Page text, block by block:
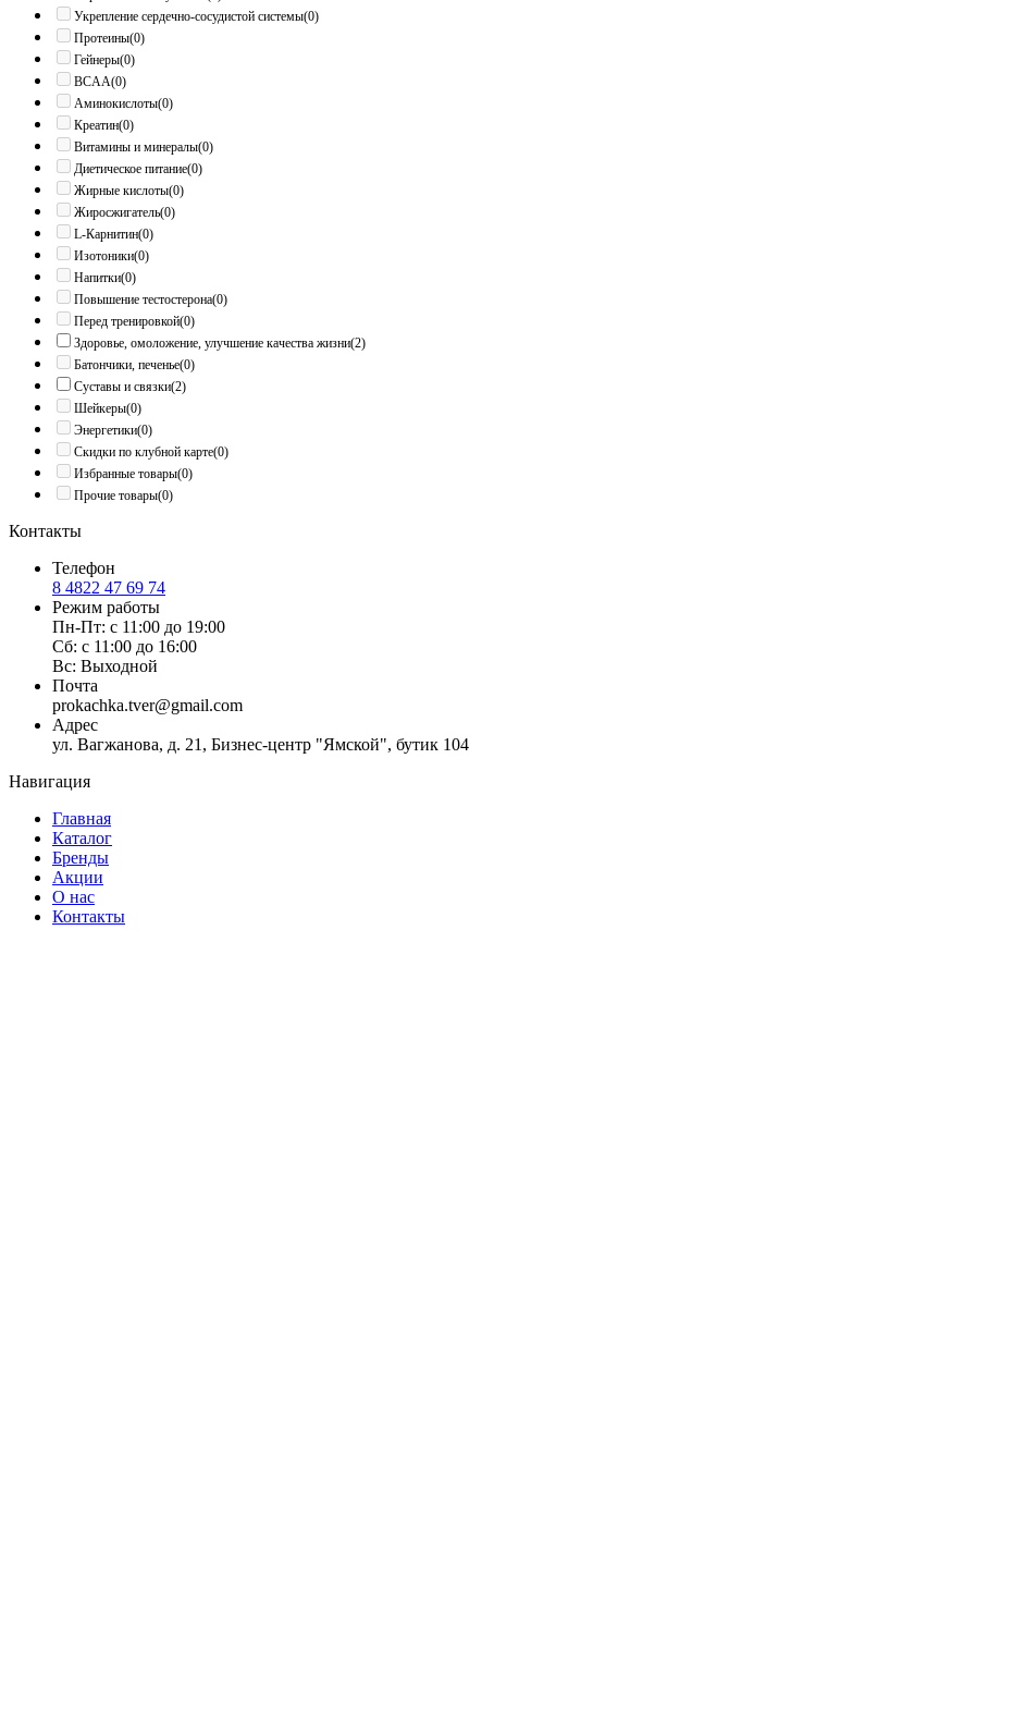
Укрепление сердечно-сосудистой системы(0)
Протеины(0)
Гейнеры(0)
BCAA(0)
Аминокислоты(0)
Креатин(0)
Витамины и минералы(0)
Диетическое питание(0)
Жирные кислоты(0)
Жиросжигатель(0)
L-Карнитин(0)
Изотоники(0)
Напитки(0)
Повышение тестостерона(0)
Перед тренировкой(0)
Здоровье, омоложение, улучшение качества жизни(2)
Батончики, печенье(0)
Суставы и связки(2)
Шейкеры(0)
Энергетики(0)
Скидки по клубной карте(0)
Избранные товары(0)
Прочие товары(0)
Контакты
Телефон
8 4822 47 69 74
Режим работы
Пн-Пт: с 11:00 до 19:00
Сб: с 11:00 до 16:00
Вс: Выходной
Почта
prokachka.tver@gmail.com
Адрес
ул. Вагжанова, д. 21, Бизнес-центр "Ямской", бутик 104
Навигация
Главная
Каталог
Бренды
Акции
О нас
Контакты